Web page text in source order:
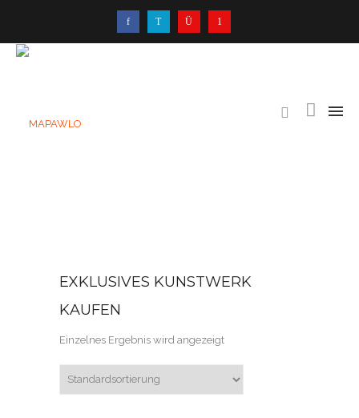
EXKLUSIVES KUNSTWERK
KAUFEN
Einzelnes Ergebnis wird angezeigt